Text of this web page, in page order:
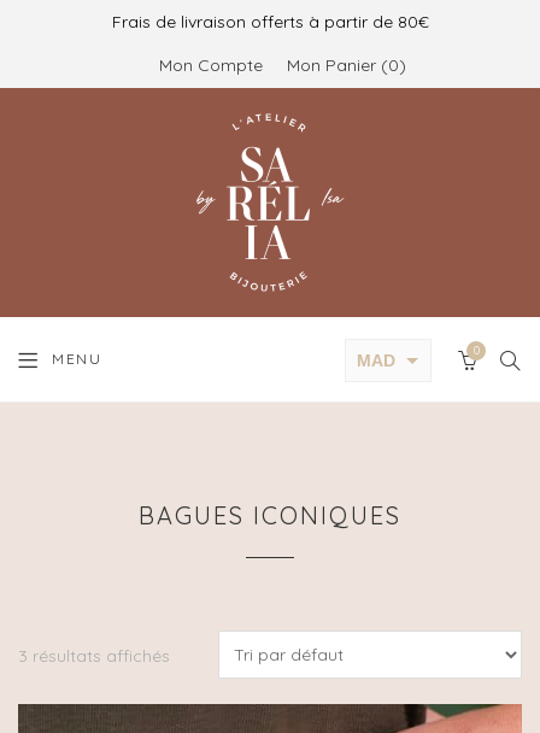
Frais de livraison offerts à partir de 80€
Mon Compte
Mon Panier 0
MENU 0
MAD
EUR
BAGUES ICONIQUES
3 résultats affichés